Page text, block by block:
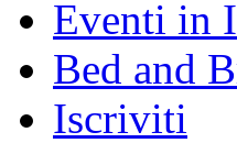
Eventi in
Bed and
Iscriviti